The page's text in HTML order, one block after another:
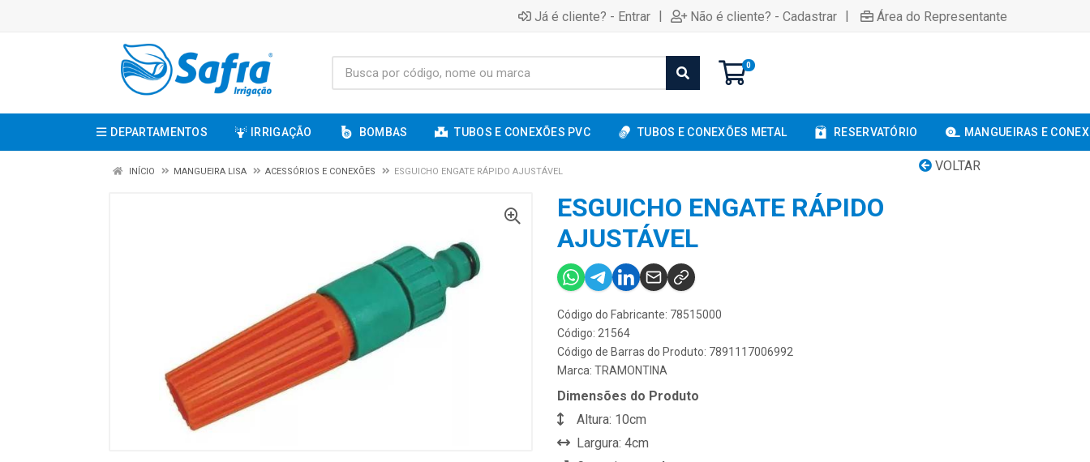
Já é cliente? - Entrar | Não é cliente? - Cadastrar | Área do Representante
0
DEPARTAMENTOS IRRIGAÇÃO BOMBAS TUBOS E CONEXÕES PVC TUBOS E CONEXÕES METAL RESERVATÓRIO MANGUEIRAS E
VOLTAR
INÍCIO MANGUEIRA LISA ACESSÓRIOS E CONEXÕES ESGUICHO ENGATE RÁPIDO AJUSTÁVEL
ESGUICHO ENGATE RÁPIDO
AJUSTÁVEL
Código do Fabricante: 78515000
Código: 21564
Código de Barras do Produto: 7891117006992
Marca: TRAMONTINA
Dimensões do Produto
Altura: 10cm
Largura: 4cm